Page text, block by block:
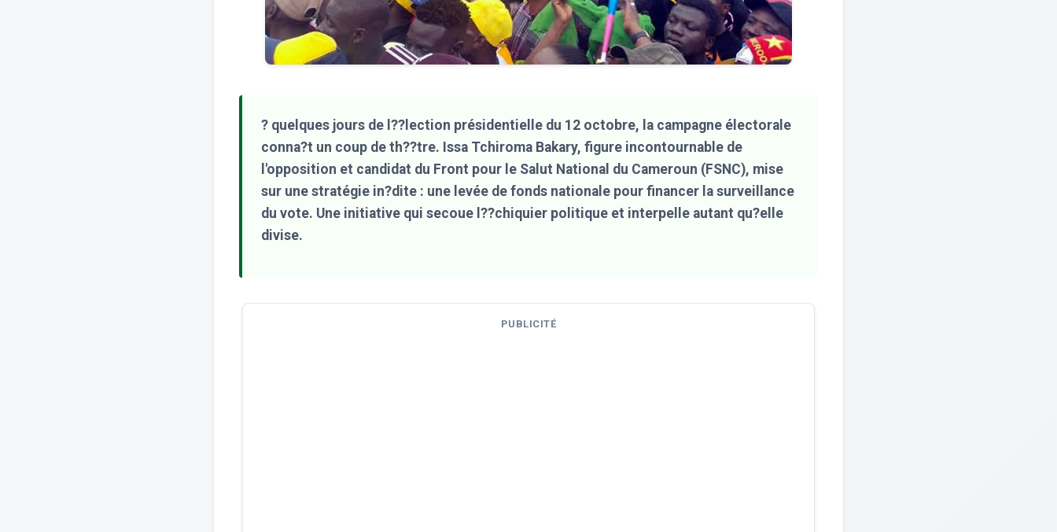
? quelques jours de l??lection présidentielle du 12 octobre, la campagne électorale
conna?t un coup de th??tre. Issa Tchiroma Bakary, figure incontournable de
l'opposition et candidat du Front pour le Salut National du Cameroun (FSNC), mise
sur une stratégie in?dite : une levée de fonds nationale pour financer la surveillance
du vote. Une initiative qui secoue l??chiquier politique et interpelle autant qu?elle
divise.
PUBLICITÉ